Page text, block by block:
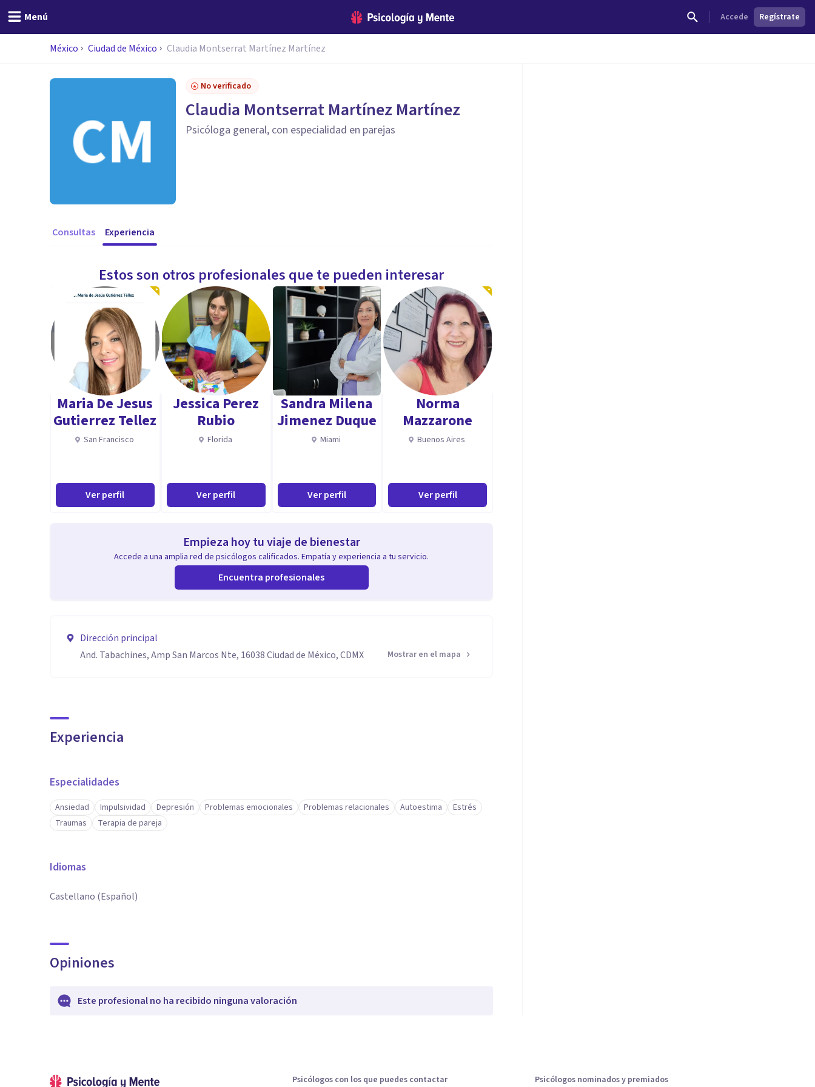
Menú Accede Regístrate
México Ciudad de México Claudia Montserrat Martínez Martínez
No verificado
Claudia Montserrat Martínez Martínez
Psicóloga general, con especialidad en parejas
Consultas Experiencia
Estos son otros profesionales que te pueden interesar
Maria De Jesus
Gutierrez Tellez
San Francisco
Ver perfil
Jessica Perez
Rubio
Florida
Ver perfil
Sandra Milena
Jimenez Duque
Miami
Ver perfil
Norma
Mazzarone
Buenos Aires
Ver perfil
Empieza hoy tu viaje de bienestar
Accede a una amplia red de psicólogos calificados. Empatía y experiencia a tu servicio.
Encuentra profesionales
Dirección principal
And. Tabachines, Amp San Marcos Nte, 16038 Ciudad de México, CDMX
Mostrar en el mapa
Experiencia
Especialidades
Ansiedad Impulsividad Depresión Problemas emocionales Problemas relacionales Autoestima
Estrés
Traumas
Terapia de pareja
Idiomas
Castellano (Español)
Opiniones
Este profesional no ha recibido ninguna valoración
Psicólogos con los que puedes contactar Psicólogos nominados y premiados